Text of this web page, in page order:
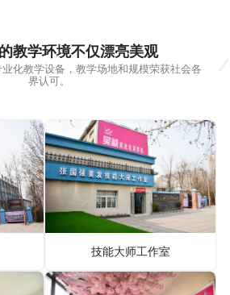
教学环境不仅漂亮美观
化教学设备，教学场地和规模荣获社会各
界认可。
技能大师工作室